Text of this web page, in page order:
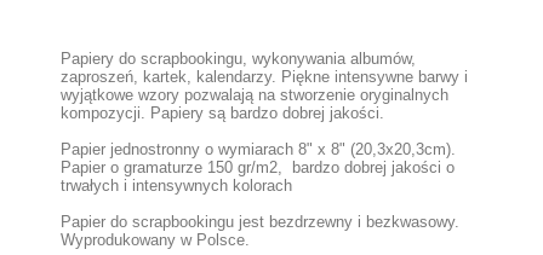
Papiery do scrapbookingu, wykonywania albumów,
zaproszeń, kartek, kalendarzy. Piękne intensywne barwy i
wyjątkowe wzory pozwalają na stworzenie oryginalnych
kompozycji. Papiery są bardzo dobrej jakości.
Papier jednostronny o wymiarach 8" x 8" (20,3x20,3cm).
Papier o gramaturze 150 gr/m2, bardzo dobrej jakości o
trwałych i intensywnych kolorach
Papier do scrapbookingu jest bezdrzewny i bezkwasowy.
Wyprodukowany w Polsce.